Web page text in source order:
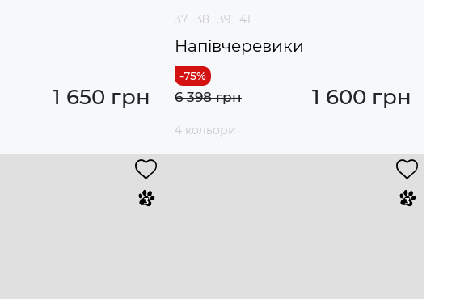
1 650 грн
37 38 39 41
Напівчеревики
1 600 грн
6 398 грн
4 кольори